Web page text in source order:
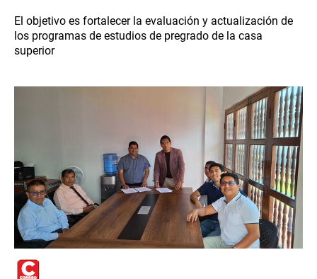
El objetivo es fortalecer la evaluación y actualización de
los programas de estudios de pregrado de la casa
superior